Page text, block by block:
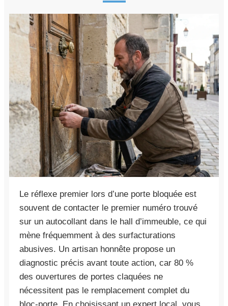
Le réflexe premier lors d’une porte bloquée est
souvent de contacter le premier numéro trouvé
sur un autocollant dans le hall d’immeuble, ce qui
mène fréquemment à des surfacturations
abusives. Un artisan honnête propose un
diagnostic précis avant toute action, car 80 %
des ouvertures de portes claquées ne
nécessitent pas le remplacement complet du